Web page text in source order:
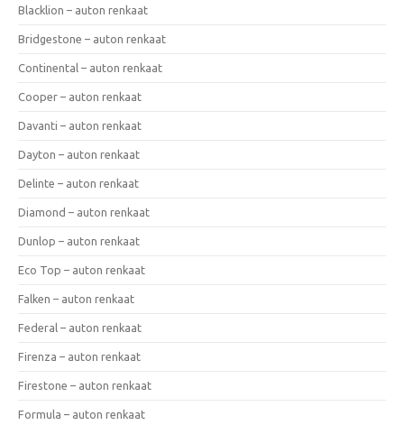
Blacklion – auton renkaat
Bridgestone – auton renkaat
Continental – auton renkaat
Cooper – auton renkaat
Davanti – auton renkaat
Dayton – auton renkaat
Delinte – auton renkaat
Diamond – auton renkaat
Dunlop – auton renkaat
Eco Top – auton renkaat
Falken – auton renkaat
Federal – auton renkaat
Firenza – auton renkaat
Firestone – auton renkaat
Formula – auton renkaat